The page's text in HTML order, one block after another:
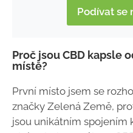
Podívat se
Proč jsou CBD kapsle
místě?
První místo jsem se
značky Zelená Země,
jsou unikátním spojením